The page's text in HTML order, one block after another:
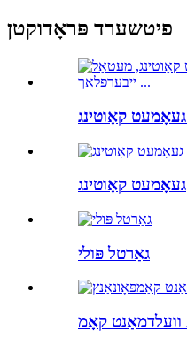
פיטשערד פּראָדוקטן
געאָמעט קאָוטינג
גאַרטל פּולי